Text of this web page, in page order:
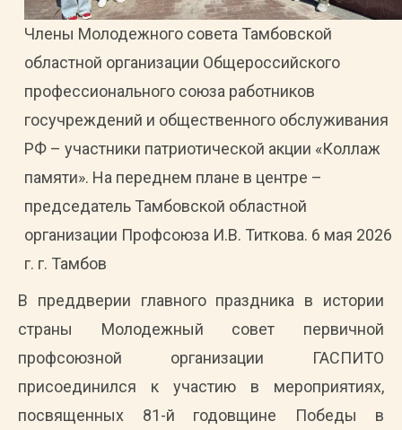
Члены Молодежного совета Тамбовской
областной организации Общероссийского
профессионального союза работников
госучреждений и общественного обслуживания
РФ – участники патриотической акции «Коллаж
памяти». На переднем плане в центре –
председатель Тамбовской областной
организации Профсоюза И.В. Титкова. 6 мая 2026
г. г. Тамбов
В преддверии главного праздника в истории
страны Молодежный совет первичной
профсоюзной организации ГАСПИТО
присоединился к участию в мероприятиях,
посвященных 81-й годовщине Победы в